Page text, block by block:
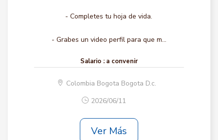
- Completes tu hoja de vida.
- Grabes un video perfil para que m...
Salario : a convenir
Colombia Bogota Bogota D.c.
2026/06/11
Ver Más